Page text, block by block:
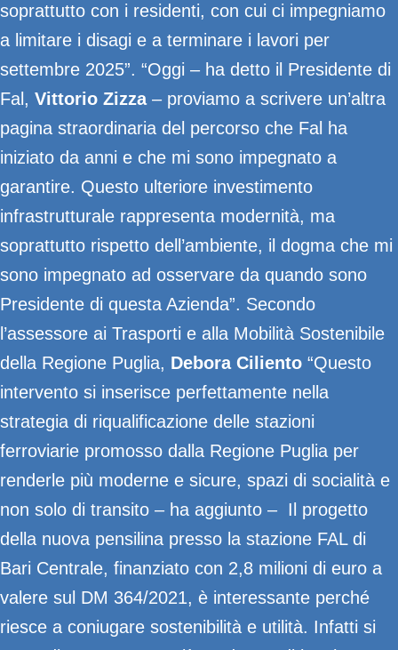
soprattutto con i residenti, con cui ci impegniamo
a limitare i disagi e a terminare i lavori per
settembre 2025”. “Oggi – ha detto il Presidente di
Fal, Vittorio Zizza– proviamo a scrivere un’altra
pagina straordinaria del percorso che Fal ha
iniziato da anni e che mi sono impegnato a
garantire. Questo ulteriore investimento
infrastrutturale rappresenta modernità, ma
soprattutto rispetto dell’ambiente, il dogma che mi
sono impegnato ad osservare da quando sono
Presidente di questa Azienda”. Secondo
l’assessore ai Trasporti e alla Mobilità Sostenibile
della Regione Puglia, Debora Ciliento “Questo
intervento si inserisce perfettamente nella
strategia di riqualificazione delle stazioni
ferroviarie promosso dalla Regione Puglia per
renderle più moderne e sicure, spazi di socialità e
non solo di transito – ha aggiunto – Il progetto
della nuova pensilina presso la stazione FAL di
Bari Centrale, finanziato con 2,8 milioni di euro a
valere sul DM 364/2021, è interessante perché
riesce a coniugare sostenibilità e utilità. Infatti si